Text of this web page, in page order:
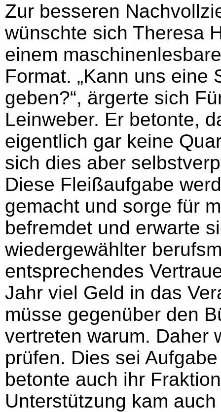
Zur besseren
wünschte sich Theresa
einem
Format. „Kann uns eine
geben?“, ärgerte sich
Leinweber. Er betonte,
eigentlich gar keine
sich dies aber
Diese Fleißaufgabe
gemacht und sorge für
befremdet und erwarte
wiedergewählter
entsprechendes
Jahr viel Geld in das
müsse gegenüber den
vertreten warum. Daher
prüfen. Dies sei
betonte auch ihr
Unterstützung kam